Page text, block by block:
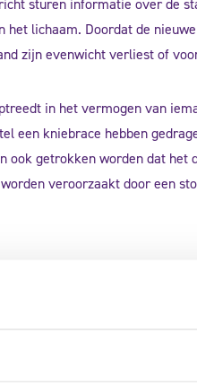
sturen informatie over de
lichaam. Doordat de
zijn evenwicht verliest of
in het vermogen van
een kniebrace hebben
ook getrokken worden dat het
veroorzaakt door een